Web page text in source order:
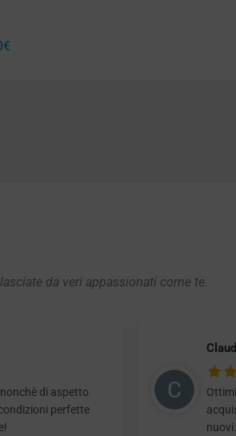
€
da veri appassionati come te.
di aspetto
perfette